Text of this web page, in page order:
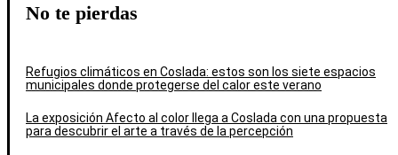
No te pierdas
Refugios climáticos en Coslada: estos son los siete espacios
municipales donde protegerse del calor este verano
La exposición Afecto al color llega a Coslada con una propuesta
para descubrir el arte a través de la percepción